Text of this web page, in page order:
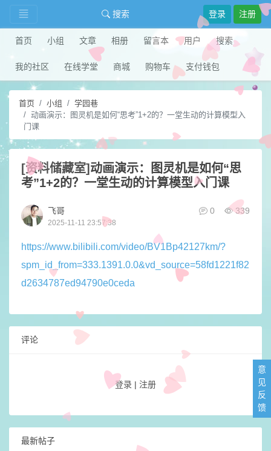
搜索 登录 注册
首页 小组 文章 相册 留言本 用户 搜索
我的社区 在线学堂 商城 购物车 支付钱包
首页 小组
学园巷
动画演示：图灵机是如何“思考”1+2的？一堂生动的计算模型入
门课
[资料储藏室] 动画演示：图灵机是如何“思
考”1+2的？一堂生动的计算模型入门课
飞哥
2025-11-11 23:57:38
0 339
https://www.bilibili.com/video/BV1Bp42127km/?
spm_id_from=333.1391.0.0&vd_source=58fd1221f82
d2634787ed94790e0ceda
评论
登录 | 注册
最新帖子
意
见
反
馈